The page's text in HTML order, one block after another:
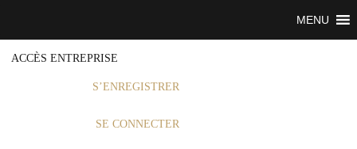
ACCÈS ENTREPRISE
S’ENREGISTRER
SE CONNECTER
MENU